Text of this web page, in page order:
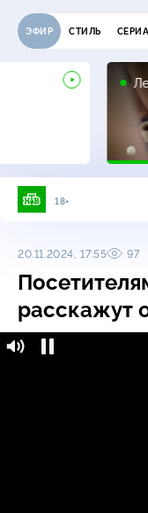
ЭФИР СТИЛЬ
18+
20.11.2024, 17:55 97
расскажут